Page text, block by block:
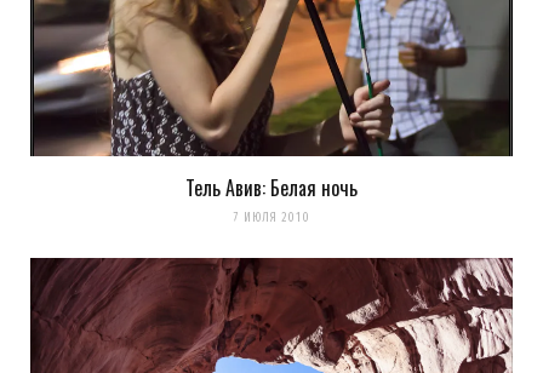
Тель Авив: Белая ночь
7 ИЮЛЯ 2010